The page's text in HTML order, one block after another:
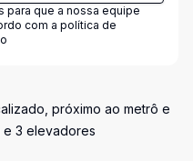
para que a nossa equipe
com a política de
próximo ao metrô e
3 elevadores